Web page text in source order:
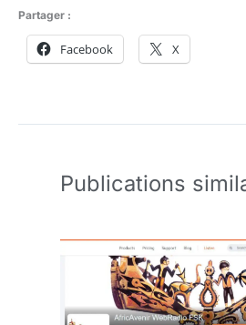
Partager :
Facebook X
Publications